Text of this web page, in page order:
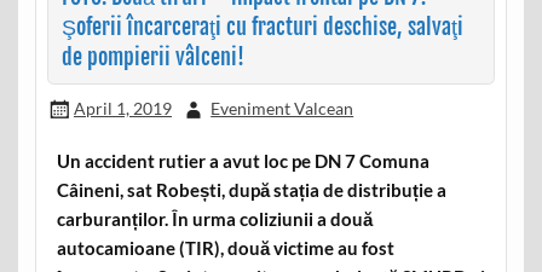
Şoferii încarceraţi cu fracturi deschise, salvaţi
de pompierii vâlceni!
April 1, 2019 Eveniment Valcean
Un accident rutier a avut loc pe DN 7 Comuna
Câineni, sat Robești, după stația de distribuție a
carburanților. În urma coliziunii a două
autocamioane (TIR), două victime au fost